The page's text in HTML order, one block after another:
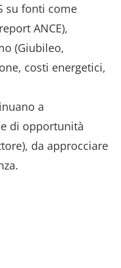
su fonti come
ANCE),
(Giubileo,
costi energetici,
a
di opportunità
da approcciare